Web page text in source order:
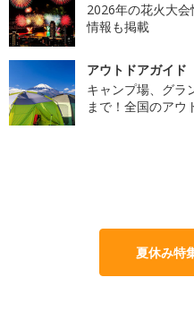
2026年の花火大
情報も掲載
アウトドアガイド
キャンプ場、グラ
まで！全国のアウ
夏休み特